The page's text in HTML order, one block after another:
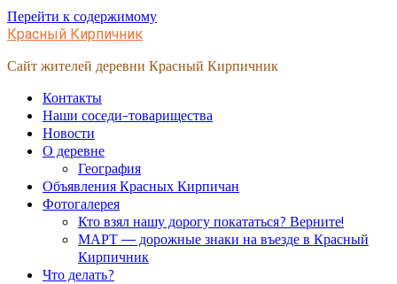
Перейти к содержимому
Красный Кирпичник
Сайт жителей деревни Красный Кирпичник
Контакты
Наши соседи-товарищества
Новости
О деревне
География
Объявления Красных Кирпичан
Фотогалерея
Кто взял нашу дорогу покататься? Верните!
МАРТ — дорожные знаки на въезде в Красный
Кирпичник
Что делать?